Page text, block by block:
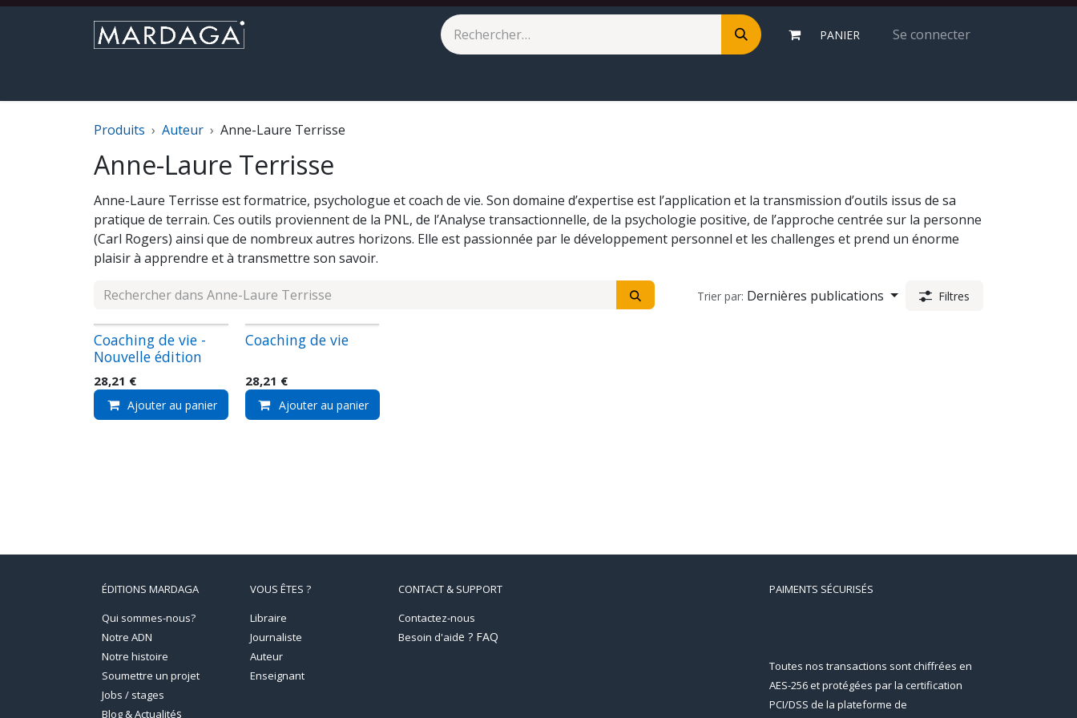
Se rendre au contenu
PANIER Se connecter
Produits Auteur Anne-Laure Terrisse
Anne-Laure Terrisse
Anne-Laure Terrisse est formatrice, psychologue et coach de vie. Son domaine d’expertise est l’application et la transmission d’outils issus de sa
pratique de terrain. Ces outils proviennent de la PNL, de l’Analyse transactionnelle, de la psychologie positive, de l’approche centrée sur la personne
(Carl Rogers) ainsi que de nombreux autres horizons. Elle est passionnée par le développement personnel et les challenges et prend un énorme
plaisir à apprendre et à transmettre son savoir.
Trier par: Filtres
Coaching de vie -
Nouvelle édition
28,21 €
Ajouter au panier
Coaching de vie
28,21 €
Ajouter au panier
VOUS ÊTES ?
Libraire
Journaliste
Auteur
Enseignant
CONTACT & SUPPORT
Contactez-nous
Besoin d'aide ? FAQ
PAIMENTS SÉCURISÉS
Toutes nos transactions sont chiffrées en
AES-256 et protégées par la certification
PCI/DSS de la plateforme de
ÉDITIONS MARDAGA
Qui sommes-nous?
Notre ADN
Notre histoire
Soumettre un projet
Jobs / stages
Blog & Actualités